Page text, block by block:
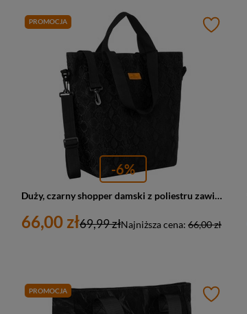
PROMOCJA
-6%
Duży, czarny shopper damski z poliestru zawieszony na uchwytach i regulowanym pasku - Rovicky
66,00 zł Najniższa cena: 66,00 zł
69,99 zł
PROMOCJA